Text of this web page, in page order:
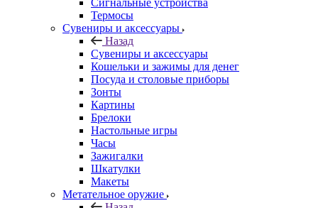
Сигнальные устройства
Термосы
Сувениры и аксессуары
Назад
Сувениры и аксессуары
Кошельки и зажимы для денег
Посуда и столовые приборы
Зонты
Картины
Брелоки
Настольные игры
Часы
Зажигалки
Шкатулки
Макеты
Метательное оружие